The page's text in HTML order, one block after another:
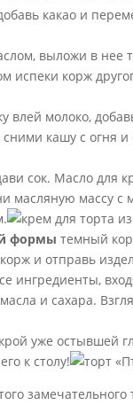
какао и
выложи в нее
испеки корж
влей молоко,
кашу с огня
сок. Масло для
масляную массу
формы темный
и отправь
ингредиенты,
и сахара.
уже остывшей
к столу!